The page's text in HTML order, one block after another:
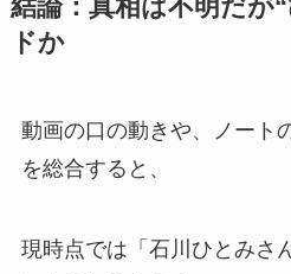
結論：真相は不明だが
ドか
動画の口の動きや、ノート
を総合すると、
現時点では「石川ひとみさ